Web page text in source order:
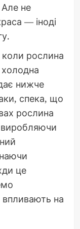
Але не
— іноді
коли рослина
нижче
спека, що
рослина
виробляючи
це
впливають на